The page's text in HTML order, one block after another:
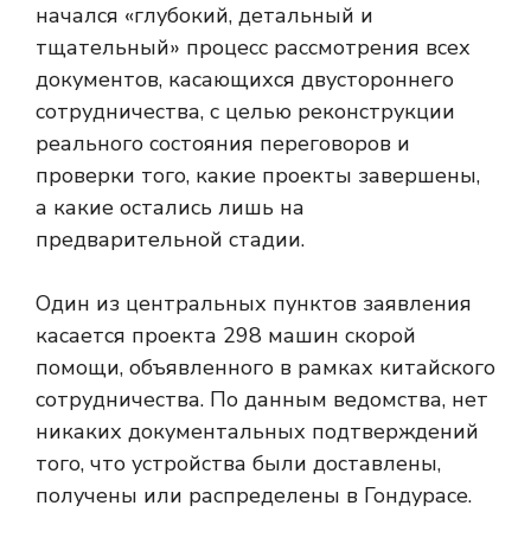
начался «глубокий, детальный и
тщательный» процесс рассмотрения всех
документов, касающихся двустороннего
сотрудничества, с целью реконструкции
реального состояния переговоров и
проверки того, какие проекты завершены,
а какие остались лишь на
предварительной стадии.
Один из центральных пунктов заявления
касается проекта 298 машин скорой
помощи, объявленного в рамках китайского
сотрудничества. По данным ведомства, нет
никаких документальных подтверждений
того, что устройства были доставлены,
получены или распределены в Гондурасе.